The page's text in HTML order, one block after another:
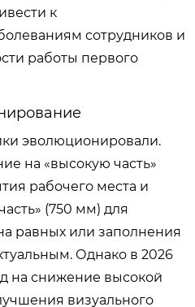
к
сотрудников и
работы первого
эволюционировали.
на «высокую часть»
рабочего места и
(750 мм) для
равных или заполнения
Однако в 2026
на снижение высокой
визуального